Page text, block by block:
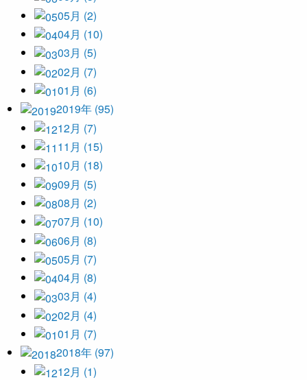
05月 (2)
04月 (10)
03月 (5)
02月 (7)
01月 (6)
2019年 (95)
12月 (7)
11月 (15)
10月 (18)
09月 (5)
08月 (2)
07月 (10)
06月 (8)
05月 (7)
04月 (8)
03月 (4)
02月 (4)
01月 (7)
2018年 (97)
12月 (1)